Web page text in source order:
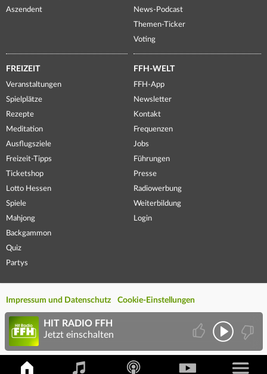
Aszendent
News-Podcast
Themen-Ticker
Voting
FREIZEIT
Veranstaltungen
Spielplätze
Rezepte
Meditation
Ausflugsziele
Freizeit-Tipps
Ticketshop
Lotto Hessen
Spiele
Mahjong
Backgammon
Quiz
Partys
FFH-WELT
FFH-App
Newsletter
Kontakt
Frequenzen
Jobs
Führungen
Presse
Radiowerbung
Weiterbildung
Login
Impressum und Datenschutz Cookie-Einstellungen
HIT RADIO FFH
Jetzt einschalten